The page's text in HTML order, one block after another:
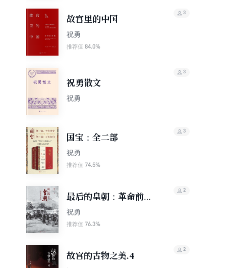
故宫里的中国
祝勇
推荐值 84.0%
3
祝勇散文
祝勇
3
国宝：全二部
祝勇
推荐值 74.5%
3
最后的皇朝：革命前夜
的大清王朝
祝勇
推荐值 76.3%
2
故宫的古物之美.4
2